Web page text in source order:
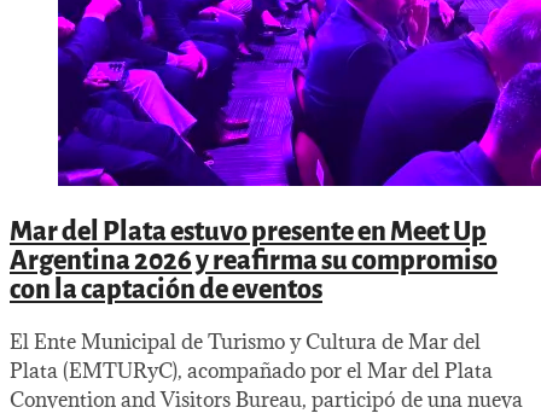
Mar del Plata estuvo presente en Meet Up
Argentina 2026 y reafirma su compromiso
con la captación de eventos
El Ente Municipal de Turismo y Cultura de Mar del
Plata (EMTURyC), acompañado por el Mar del Plata
Convention and Visitors Bureau, participó de una nueva